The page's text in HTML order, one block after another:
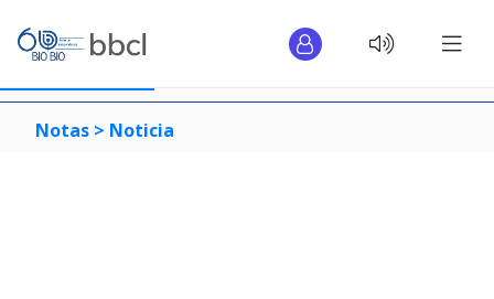
Notas > Noticia